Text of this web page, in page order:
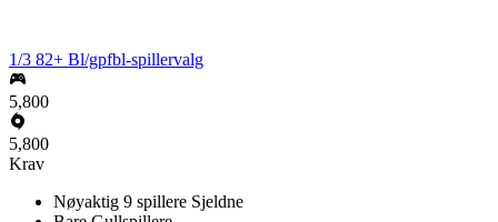
1/3 82+ Bl/gpfbl-spillervalg
5,800
5,800
Krav
Nøyaktig 9 spillere Sjeldne